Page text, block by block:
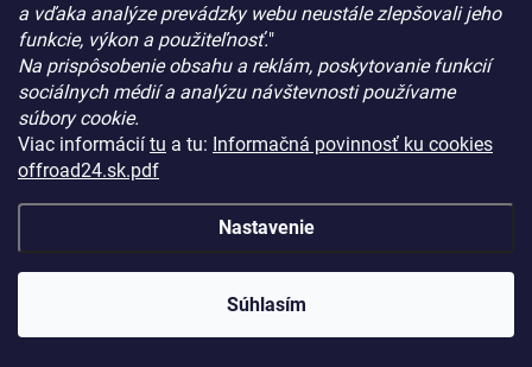
a vďaka analýze prevádzky webu neustále zlepšovali jeho
funkcie, výkon a použiteľnosť."
Na prispôsobenie obsahu a reklám, poskytovanie funkcií
sociálnych médií a analýzu návštevnosti používame
súbory cookie.
Viac informácií tu a tu: Informačná povinnosť ku cookies
offroad24.sk.pdf
Nastavenie
Súhlasím
Vitajte! Aby bolo hľadanie tých správnych dielov pre vaše
vozidlo čo najrýchlejšie a najpresnejšie, máme pre vás
malý tip:
Začnite výberom vášho vozidla– Týmto krokom si
zaistíte, že uvidíte len kompatibilné produkty.
filtre. Použite ich! Ušetria vám kopu času a pomôžu nájsť
presne to, čo hľadáte, behom sekúnd.
LED svetlo Spot Beam 2 LED 20W / 1800 lúmenov –
so spodným uchytením
NA CENTRÁLNOM SKLADE DT (10 KS) KÓD:OBI-LED2-S
€27,90
(€22,68 bez DPH)